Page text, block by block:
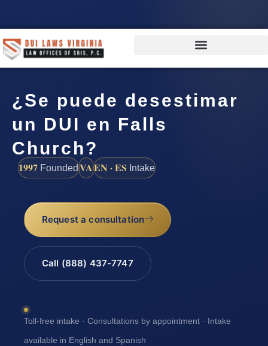
¿Se puede desestimar
un DUI en Falls
Church?
1997 FoundedVAEN · ES Intake
Request a consultation
Call (888) 437-7747
Toll-free intake · Consultations by appointment · Intake
available in English and Spanish